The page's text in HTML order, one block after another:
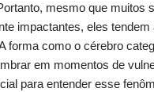
mesmo que muitos
impactantes, eles tendem
forma como o cérebro
em momentos de
para entender esse